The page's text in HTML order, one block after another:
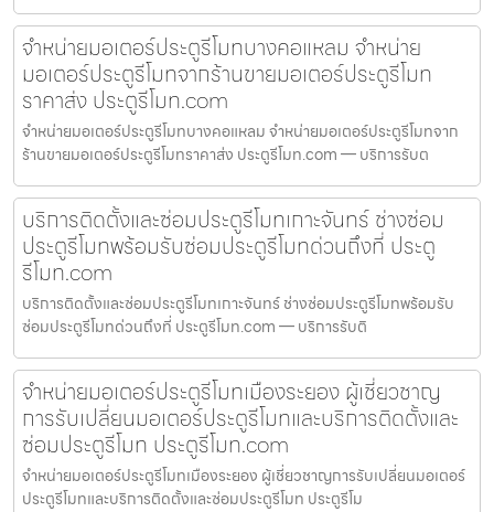
จำหน่ายมอเตอร์ประตูรีโมทบางคอแหลม จำหน่าย
มอเตอร์ประตูรีโมทจากร้านขายมอเตอร์ประตูรีโมท
ราคาส่ง ประตูรีโมท.com
จำหน่ายมอเตอร์ประตูรีโมทบางคอแหลม จำหน่ายมอเตอร์ประตูรีโมทจาก
ร้านขายมอเตอร์ประตูรีโมทราคาส่ง ประตูรีโมท.com — บริการรับต
บริการติดตั้งและซ่อมประตูรีโมทเกาะจันทร์ ช่างซ่อม
ประตูรีโมทพร้อมรับซ่อมประตูรีโมทด่วนถึงที่ ประตู
รีโมท.com
บริการติดตั้งและซ่อมประตูรีโมทเกาะจันทร์ ช่างซ่อมประตูรีโมทพร้อมรับ
ซ่อมประตูรีโมทด่วนถึงที่ ประตูรีโมท.com — บริการรับติ
จำหน่ายมอเตอร์ประตูรีโมทเมืองระยอง ผู้เชี่ยวชาญ
การรับเปลี่ยนมอเตอร์ประตูรีโมทและบริการติดตั้งและ
ซ่อมประตูรีโมท ประตูรีโมท.com
จำหน่ายมอเตอร์ประตูรีโมทเมืองระยอง ผู้เชี่ยวชาญการรับเปลี่ยนมอเตอร์
ประตูรีโมทและบริการติดตั้งและซ่อมประตูรีโมท ประตูรีโม